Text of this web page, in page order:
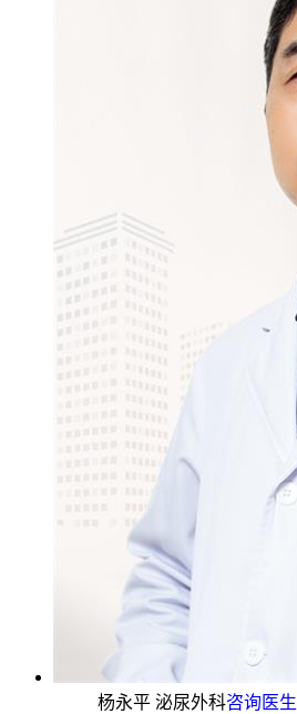
杨永平 泌尿外科咨询医生